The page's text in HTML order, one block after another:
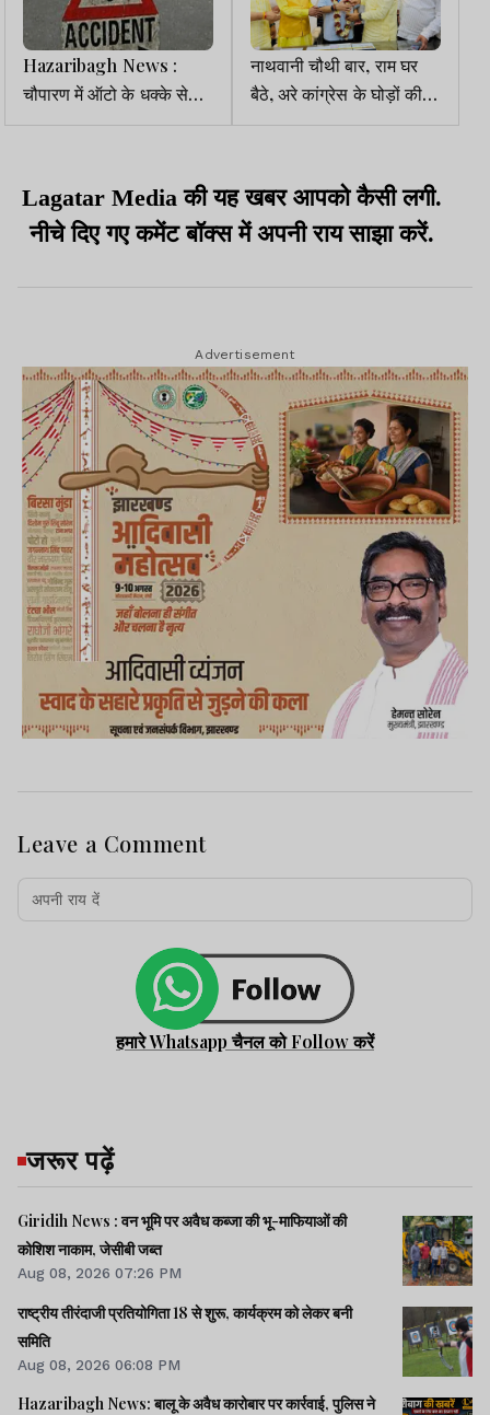
Hazaribagh News :
चौपारण में ऑटो के धक्के से
बाइक सवार युवक की मौत, एक
नाथवानी चौथी बार, राम घर
बैठे, अरे कांग्रेस के घोड़ों की
लगाम छूट गई
Lagatar Media की यह खबर आपको कैसी लगी.
नीचे दिए गए कमेंट बॉक्स में अपनी राय साझा करें.
Advertisement
Leave a Comment
हमारे Whatsapp चैनल को Follow करें
जरूर पढ़ें
Giridih News : वन भूमि पर अवैध कब्जा की भू-माफियाओं की
कोशिश नाकाम, जेसीबी जब्त
Aug 08, 2026 07:26 PM
राष्ट्रीय तीरंदाजी प्रतियोगिता 18 से शुरू, कार्यक्रम को लेकर बनी
समिति
Aug 08, 2026 06:08 PM
Hazaribagh News: बालू के अवैध कारोबार पर कार्रवाई, पुलिस ने